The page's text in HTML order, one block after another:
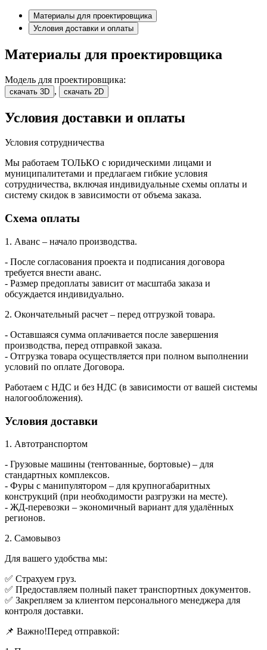
Материалы для проектировщика
Условия доставки и оплаты
Материалы для проектировщика
Модель для проектировщика:
скачать 3D , скачать 2D
Условия доставки и оплаты
Условия сотрудничества
Мы работаем ТОЛЬКО с юридическими лицами и
муниципалитетами и предлагаем гибкие условия
сотрудничества, включая индивидуальные схемы оплаты и
систему скидок в зависимости от объема заказа.
Схема оплаты
1. Аванс – начало производства.
- После согласования проекта и подписания договора
требуется внести аванс.
- Размер предоплаты зависит от масштаба заказа и
обсуждается индивидуально.
2. Окончательный расчет – перед отгрузкой товара.
- Оставшаяся сумма оплачивается после завершения
производства, перед отправкой заказа.
- Отгрузка товара осуществляется при полном выполнении
условий по оплате Договора.
Работаем с НДС и без НДС (в зависимости от вашей системы
налогообложения).
Условия доставки
1. Автотранспортом
- Грузовые машины (тентованные, бортовые) – для
стандартных комплексов.
- Фуры с манипулятором – для крупногабаритных
конструкций (при необходимости разгрузки на месте).
- ЖД-перевозки – экономичный вариант для удалённых
регионов.
2. Самовывоз
Для вашего удобства мы:
✅ Страхуем груз.
✅ Предоставляем полный пакет транспортных документов.
✅ Закрепляем за клиентом персонального менеджера для
контроля доставки.
📌 Важно!Перед отправкой: